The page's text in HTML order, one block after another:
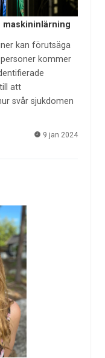
maskininlärning
kan förutsäga
kommer
att
svår sjukdomen
9 jan 2024